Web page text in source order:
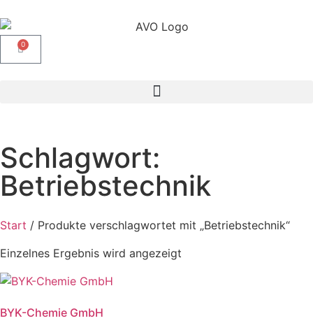
0
Schlagwort:
Betriebstechnik
Start / Produkte verschlagwortet mit „Betriebstechnik“
Einzelnes Ergebnis wird angezeigt
BYK-Chemie GmbH